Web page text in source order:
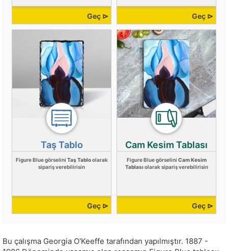
Geç ⊳ Geç ⊳
Taş Tablo
Figure Blue görselini Taş Tabloolarak
sipariş verebilirisin
Geç ⊳
Cam Kesim Tablası
Figure Blue görselini Cam Kesim
Tablası olarak sipariş verebilirisin
Geç ⊳
Bu çalışma Georgia O'Keeffe tarafından yapılmıştır. 1887 -